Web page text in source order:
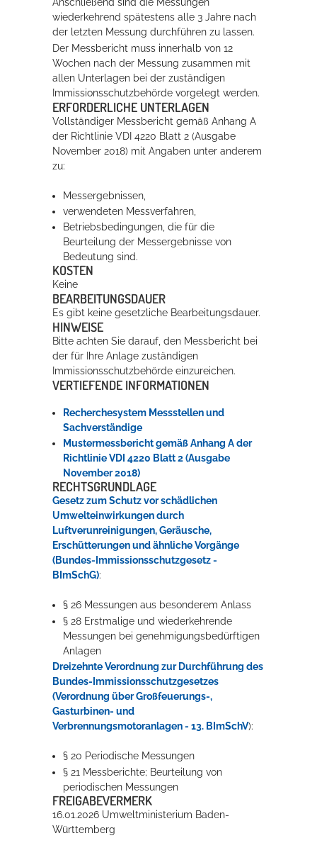
wiederkehrend spätestens alle 3 Jahre nach
der letzten Messung durchführen zu lassen.
Der Messbericht muss innerhalb von 12
Wochen nach der Messung zusammen mit
allen Unterlagen bei der zuständigen
Immissionsschutzbehörde vorgelegt werden.
ERFORDERLICHE UNTERLAGEN
Vollständiger Messbericht gemäß Anhang A
der Richtlinie VDI 4220 Blatt 2 (Ausgabe
November 2018) mit Angaben unter anderem
zu:
Messergebnissen,
verwendeten Messverfahren,
Betriebsbedingungen, die für die
Beurteilung der Messergebnisse von
Bedeutung sind.
KOSTEN
Keine
BEARBEITUNGSDAUER
Es gibt keine gesetzliche Bearbeitungsdauer.
HINWEISE
Bitte achten Sie darauf, den Messbericht bei
der für Ihre Anlage zuständigen
Immissionsschutzbehörde einzureichen.
VERTIEFENDE INFORMATIONEN
Recherchesystem Messstellen und
Sachverständige
Mustermessbericht gemäß Anhang A der
Richtlinie VDI 4220 Blatt 2 (Ausgabe
November 2018)
RECHTSGRUNDLAGE
Gesetz zum Schutz vor schädlichen
Umwelteinwirkungen durch
Luftverunreinigungen, Geräusche,
Erschütterungen und ähnliche Vorgänge
(Bundes-Immissionsschutzgesetz -
BImSchG):
§ 26 Messungen aus besonderem Anlass
§ 28 Erstmalige und wiederkehrende
Messungen bei genehmigungsbedürftigen
Anlagen
Dreizehnte Verordnung zur Durchführung des
Bundes-Immissionsschutzgesetzes
(Verordnung über Großfeuerungs-,
Gasturbinen- und
Verbrennungsmotoranlagen - 13. BImSchV):
§ 20 Periodische Messungen
§ 21 Messberichte; Beurteilung von
periodischen Messungen
FREIGABEVERMERK
16.01.2026 Umweltministerium Baden-
Württemberg